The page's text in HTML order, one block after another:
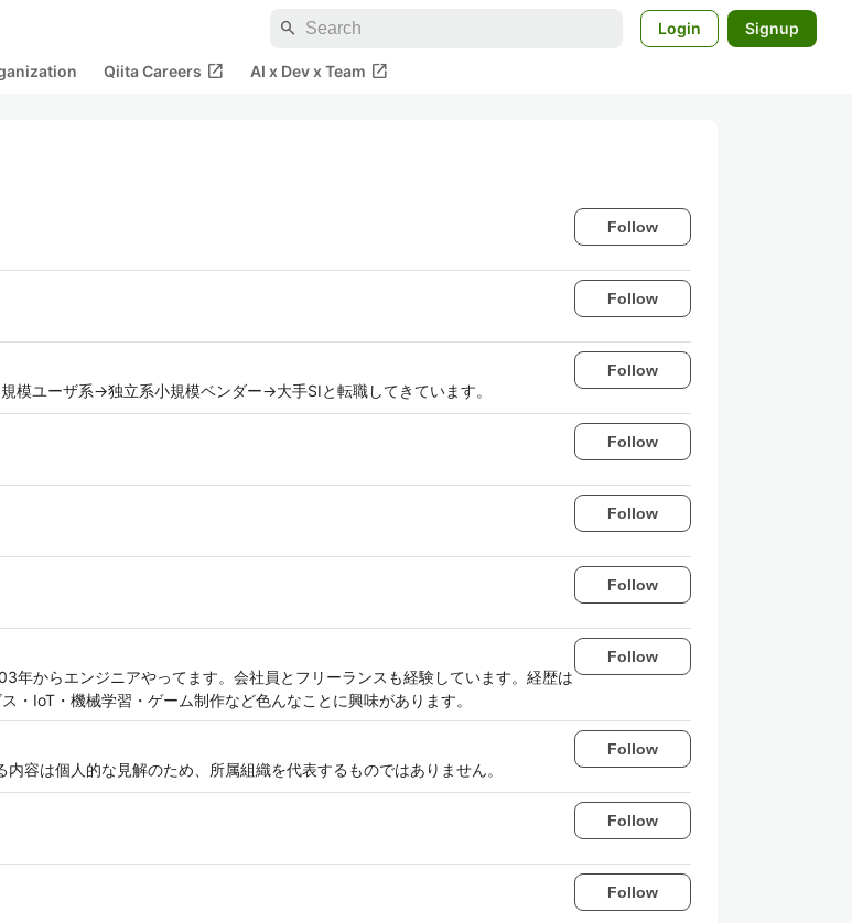
search Login Signup
Qiita Careers open_in_new AI x Dev x Team open_in_new
Follow
Follow
模ユーザ系→独立系小規模ベンダー→大手SIと転職してきています。
Follow
Follow
Follow
Follow
年からエンジニアやってます。会社員とフリーランスも経験しています。経歴は
IoT・機械学習・ゲーム制作など色んなことに興味があります。
Follow
容は個人的な見解のため、所属組織を代表するものではありません。
Follow
Follow
Follow